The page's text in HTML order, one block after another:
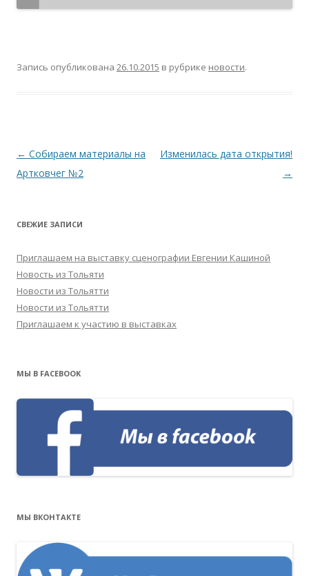
Запись опубликована 26.10.2015 в рубрике новости.
Навигация
по
← Собираем материалы на
Артковчег №2
Изменилась дата открытия!
→
СВЕЖИЕ ЗАПИСИ
Приглашаем на выставку сценографии Евгении Кашиной
Новость из Тольяти
Новости из Тольятти
Новости из Тольятти
Приглашаем к участию в выставках
МЫ В FACEBOOK
МЫ ВКОНТАКТЕ